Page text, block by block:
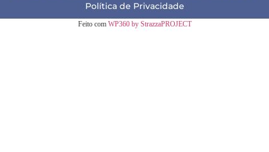
Política de Privacidade
Feito com WP360 by StrazzaPROJECT